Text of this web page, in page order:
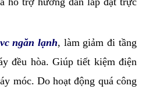
ngăn lạnh, làm giảm đi tầng
đều hòa. Giúp tiết kiệm điện
móc. Do hoạt động quá công